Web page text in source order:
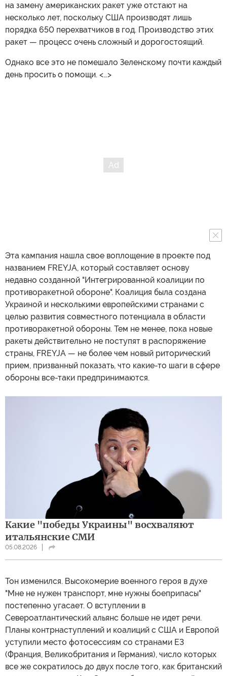
на замену американских ракет уже отстают на
несколько лет, поскольку США производят лишь
порядка 650 перехватчиков в год. Производство этих
ракет — процесс очень сложный и дорогостоящий.
Однако все это не помешало Зеленскому почти каждый
день просить о помощи. <…>
Эта кампания нашла свое воплощение в проекте под
названием FREYJA, который составляет основу
недавно созданной "Интегрированной коалиции по
противоракетной обороне". Коалиция была создана
Украиной и несколькими европейскими странами с
целью развития совместного потенциала в области
противоракетной обороны. Тем не менее, пока новые
ракеты действительно не поступят в распоряжение
страны, FREYJA — не более чем новый риторический
прием, призванный показать, что какие-то шаги в сфере
обороны все-таки предпринимаются.
Какие "победы Украины" восхваляют
итальянские СМИ
05.08.2026
Тон изменился. Высокомерие военного героя в духе
"Мне не нужен транспорт, мне нужны боеприпасы"
постепенно угасает. О вступлении в
Североатлантический альянс больше не идет речи.
Планы контрнаступлений и коалиций с США и Европой
уступили место фотосессиям со странами Е3
(Франция, Великобритания и Германия), число которых
все же сократилось до двух после того, как британский